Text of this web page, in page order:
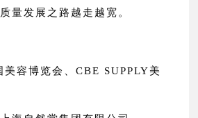
量发展之路越走越宽。
美容博览会、CBE SUPPLY美